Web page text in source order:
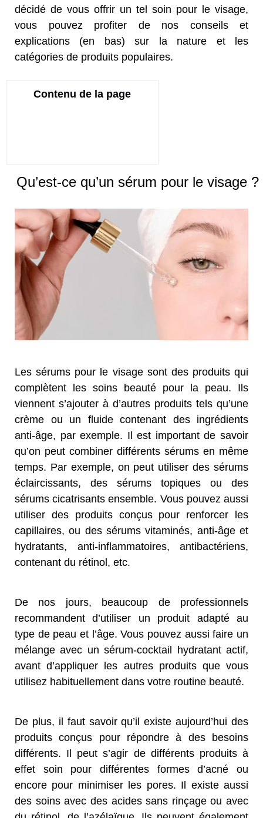
décidé de vous offrir un tel soin pour le visage,
vous pouvez profiter de nos conseils et
explications (en bas) sur la nature et les
catégories de produits populaires.
Contenu de la page
Qu’est-ce qu’un sérum pour le visage ?
Les sérums pour le visage sont des produits qui
complètent les soins beauté pour la peau. Ils
viennent s’ajouter à d’autres produits tels qu’une
crème ou un fluide contenant des ingrédients
anti-âge, par exemple. Il est important de savoir
qu’on peut combiner différents sérums en même
temps. Par exemple, on peut utiliser des sérums
éclaircissants, des sérums topiques ou des
sérums cicatrisants ensemble. Vous pouvez aussi
utiliser des produits conçus pour renforcer les
capillaires, ou des sérums vitaminés, anti-âge et
hydratants, anti-inflammatoires, antibactériens,
contenant du rétinol, etc.
De nos jours, beaucoup de professionnels
recommandent d’utiliser un produit adapté au
type de peau et l’âge. Vous pouvez aussi faire un
mélange avec un sérum-cocktail hydratant actif,
avant d’appliquer les autres produits que vous
utilisez habituellement dans votre routine beauté.
De plus, il faut savoir qu’il existe aujourd’hui des
produits conçus pour répondre à des besoins
différents. Il peut s’agir de différents produits à
effet soin pour différentes formes d’acné ou
encore pour minimiser les pores. Il existe aussi
des soins avec des acides sans rinçage ou avec